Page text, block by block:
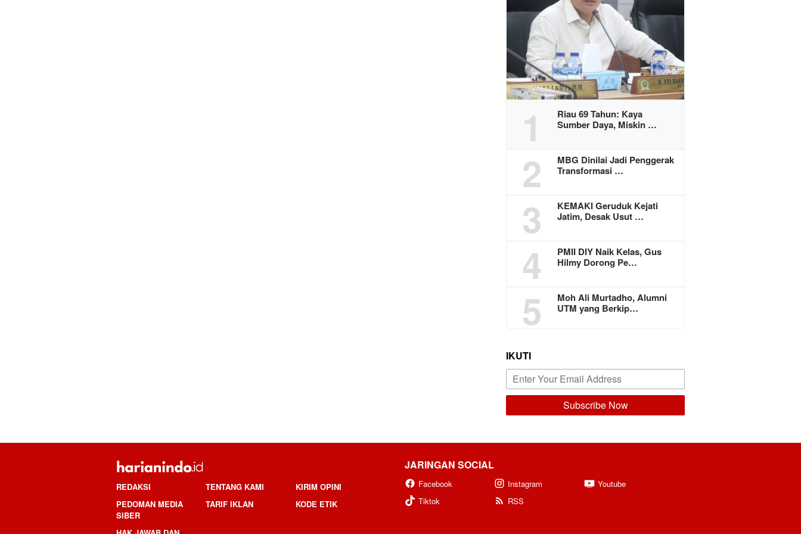
1
Riau 69 Tahun: Kaya
Sumber Daya, Miskin …
2
MBG Dinilai Jadi Penggerak
Transformasi …
3
KEMAKI Geruduk Kejati
Jatim, Desak Usut …
4
PMII DIY Naik Kelas, Gus
Hilmy Dorong Pe…
5
Moh Ali Murtadho, Alumni
UTM yang Berkip…
IKUTI
REDAKSI TENTANG KAMI
KIRIM OPINI
PEDOMAN MEDIA
SIBER
TARIF IKLAN KODE ETIK
JARINGAN SOCIAL
Facebook Instagram
Youtube
Tiktok
RSS